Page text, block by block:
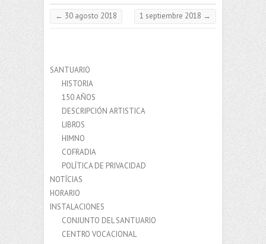
← 30 agosto 2018 1 septiembre 2018 →
SANTUARIO
HISTORIA
150 AÑOS
DESCRIPCIÓN ARTISTICA
LIBROS
HIMNO
COFRADIA
POLÍTICA DE PRIVACIDAD
NOTÍCIAS
HORARIO
INSTALACIONES
CONJUNTO DEL SANTUARIO
CENTRO VOCACIONAL